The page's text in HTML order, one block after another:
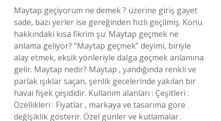
Maytap geçiyorum ne demek ? üzerine giriş gayet
sade, bazı yerler ise gereğinden hızlı geçilmiş. Konu
hakkındaki kısa fikrim şu: Maytap geçmek ne
anlama geliyor? “Maytap geçmek” deyimi, biriyle
alay etmek, eksik yönleriyle dalga geçmek anlamına
gelir. Maytap nedir? Maytap , yandığında renkli ve
parlak ışıklar saçan, şenlik gecelerinde yakılan bir
havai fişek çeşididir. Kullanım alanları : Çeşitleri :
Özellikleri : Fiyatlar , markaya ve tasarıma göre
değişiklik gösterir. Özel günler ve kutlamalar .